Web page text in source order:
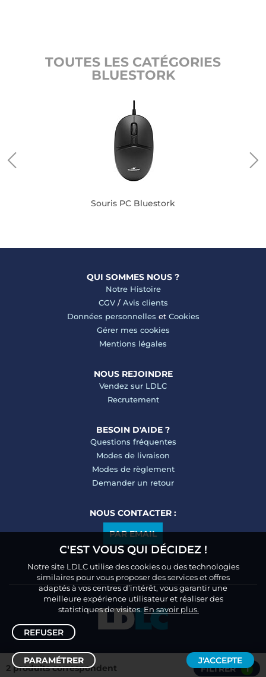
Trier /Filtrer
2 produits correspondent FILTRER 1
TOUTES LES CATÉGORIES
BLUESTORK
Souris PC Bluestork
QUI SOMMES NOUS ?
Notre Histoire
CGV/ Avis clients
Données personnelles et Cookies
Gérer mes cookies
Mentions légales
NOUS REJOINDRE
Vendez sur LDLC
Recrutement
BESOIN D'AIDE ?
Questions fréquentes
Modes de livraison
Modes de règlement
Demander un retour
NOUS CONTACTER :
PAR EMAIL
C'EST VOUS QUI DÉCIDEZ !
Notre site LDLC utilise des cookies ou des technologies
similaires pour vous proposer des services et offres
adaptés à vos centres d’intérêt, vous garantir une
meilleure expérience utilisateur et réaliser des
statistiques de visites.En savoir plus.
REFUSER
PARAMÉTRER J'ACCEPTE